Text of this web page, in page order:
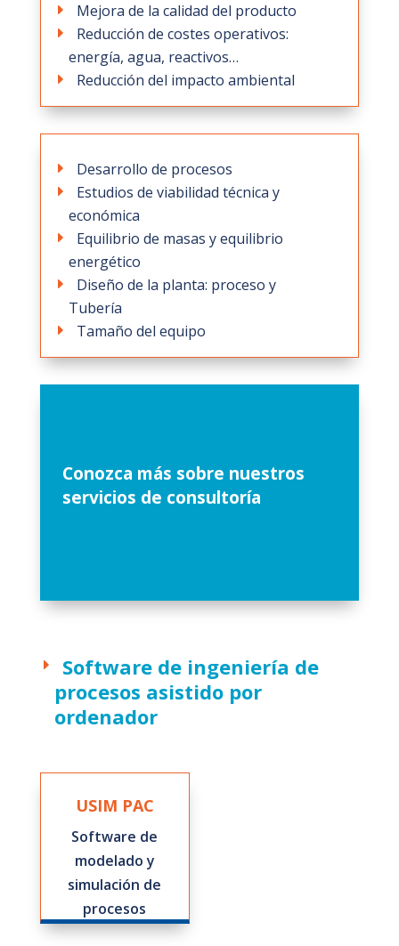
Mejora de la calidad del producto
Reducción de costes operativos:
energía, agua, reactivos…
Reducción del impacto ambiental
Desarrollo de procesos
Estudios de viabilidad técnica y
económica
Equilibrio de masas y equilibrio
energético
Diseño de la planta: proceso y
Tubería
Tamaño del equipo
Conozca más sobre nuestros
servicios de consultoría
Software de ingeniería de
procesos asistido por
ordenador
USIM PAC
Software de
modelado y
simulación de
procesos